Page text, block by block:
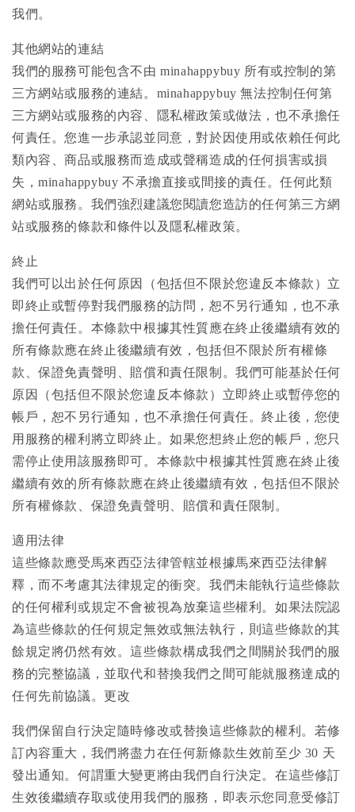
我們。
其他網站的連結
我們的服務可能包含不由 minahappybuy 所有或控制的第
三方網站或服務的連結。minahappybuy 無法控制任何第
三方網站或服務的內容、隱私權政策或做法，也不承擔任
何責任。您進一步承認並同意，對於因使用或依賴任何此
類內容、商品或服務而造成或聲稱造成的任何損害或損
失，minahappybuy 不承擔直接或間接的責任。任何此類
網站或服務。我們強烈建議您閱讀您造訪的任何第三方網
站或服務的條款和條件以及隱私權政策。
終止
我們可以出於任何原因（包括但不限於您違反本條款）立
即終止或暫停對我們服務的訪問，恕不另行通知，也不承
擔任何責任。本條款中根據其性質應在終止後繼續有效的
所有條款應在終止後繼續有效，包括但不限於所有權條
款、保證免責聲明、賠償和責任限制。我們可能基於任何
原因（包括但不限於您違反本條款）立即終止或暫停您的
帳戶，恕不另行通知，也不承擔任何責任。終止後，您使
用服務的權利將立即終止。如果您想終止您的帳戶，您只
需停止使用該服務即可。本條款中根據其性質應在終止後
繼續有效的所有條款應在終止後繼續有效，包括但不限於
所有權條款、保證免責聲明、賠償和責任限制。
適用法律
這些條款應受馬來西亞法律管轄並根據馬來西亞法律解
釋，而不考慮其法律規定的衝突。我們未能執行這些條款
的任何權利或規定不會被視為放棄這些權利。如果法院認
為這些條款的任何規定無效或無法執行，則這些條款的其
餘規定將仍然有效。這些條款構成我們之間關於我們的服
務的完整協議，並取代和替換我們之間可能就服務達成的
任何先前協議。更改
我們保留自行決定隨時修改或替換這些條款的權利。若修
訂內容重大，我們將盡力在任何新條款生效前至少 30 天
發出通知。何謂重大變更將由我們自行決定。在這些修訂
生效後繼續存取或使用我們的服務，即表示您同意受修訂